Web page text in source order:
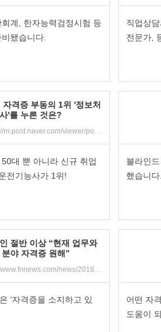
계, 한자능력검정시험 등
됐습니다.
직업상
전문가,
자격증 부동의 1위 '정보처
'를 누른 것은?
https://m.post.naver.com/viewer/postView.nhn?volumeNo=16814983&memberNo=27908841&searchKeyword=%EC%9E%90%EA%B2%A9%EC%A6%9D&searchRank=2
대 뿐 아니라 신규 취업
전기능사가 1위!
블라인
했습니
절반 이상 “현재 업무와
분야 자격증 원해”
http://www.fnnews.com/news/201810180904133521
‘자격증을 소지하고 있
어떤 자
도움이